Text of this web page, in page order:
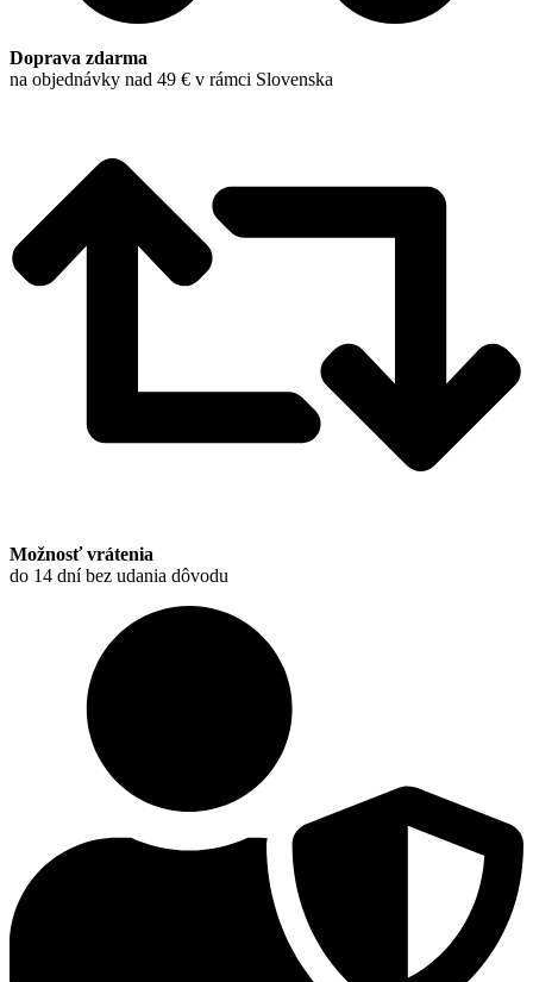
Doprava zdarma
na objednávky nad 49 € v rámci Slovenska
Možnosť vrátenia
do 14 dní bez udania dôvodu